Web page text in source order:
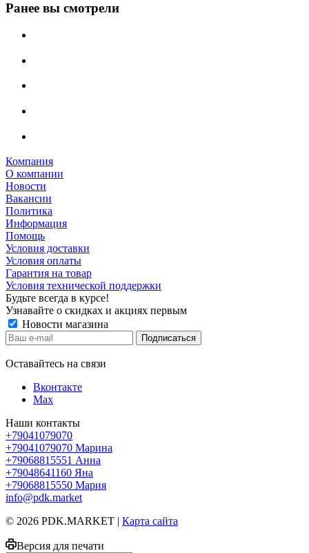
Ранее вы смотрели
Компания
О компании
Новости
Вакансии
Политика
Информация
Помощь
Условия доставки
Условия оплаты
Гарантия на товар
Условия технической поддержки
Будьте всегда в курсе!
Узнавайте о скидках и акциях первым
Новости магазина
Оставайтесь на связи
Вконтакте
Max
Наши контакты
+79041079070
+79041079070 Марина
+79068815551 Анна
+79048641160 Яна
+79068815550 Мария
info@pdk.market
© 2026 PDK.MARKET | Карта сайта
Версия для печати